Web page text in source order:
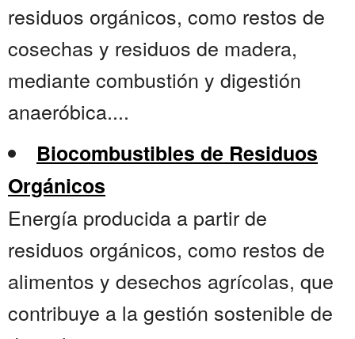
residuos orgánicos, como restos de
cosechas y residuos de madera,
mediante combustión y digestión
anaeróbica....
Biocombustibles de Residuos
Orgánicos
Energía producida a partir de
residuos orgánicos, como restos de
alimentos y desechos agrícolas, que
contribuye a la gestión sostenible de